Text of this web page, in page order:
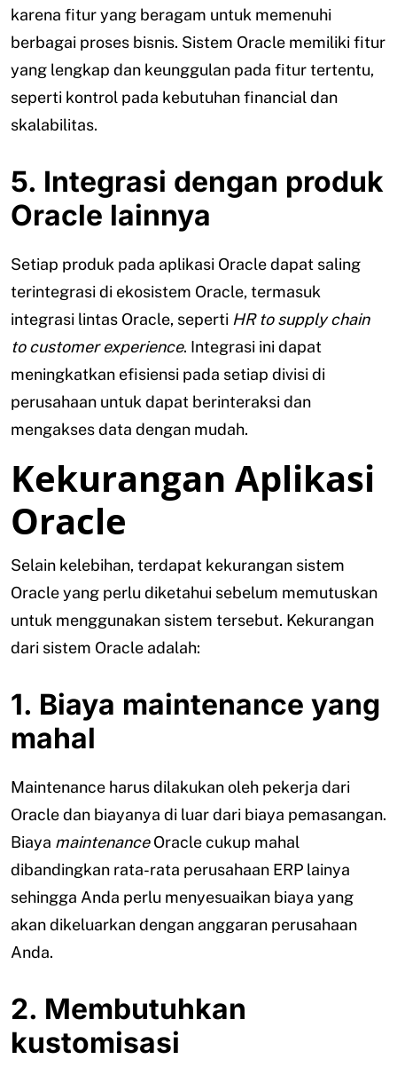
karena fitur yang beragam untuk memenuhi
berbagai proses bisnis. Sistem Oracle memiliki fitur
yang lengkap dan keunggulan pada fitur tertentu,
seperti kontrol pada kebutuhan financial dan
skalabilitas.
5. Integrasi dengan produk
Oracle lainnya
Setiap produk pada aplikasi Oracle dapat saling
terintegrasi di ekosistem Oracle, termasuk
integrasi lintas Oracle, seperti HR to supply chain
to customer experience. Integrasi ini dapat
meningkatkan efisiensi pada setiap divisi di
perusahaan untuk dapat berinteraksi dan
mengakses data dengan mudah.
Kekurangan Aplikasi
Oracle
Selain kelebihan, terdapat kekurangan sistem
Oracle yang perlu diketahui sebelum memutuskan
untuk menggunakan sistem tersebut. Kekurangan
dari sistem Oracle adalah:
1. Biaya maintenance yang
mahal
Maintenance harus dilakukan oleh pekerja dari
Oracle dan biayanya di luar dari biaya pemasangan.
Biaya maintenanceOracle cukup mahal
dibandingkan rata-rata perusahaan ERP lainya
sehingga Anda perlu menyesuaikan biaya yang
akan dikeluarkan dengan anggaran perusahaan
Anda.
2. Membutuhkan
kustomisasi